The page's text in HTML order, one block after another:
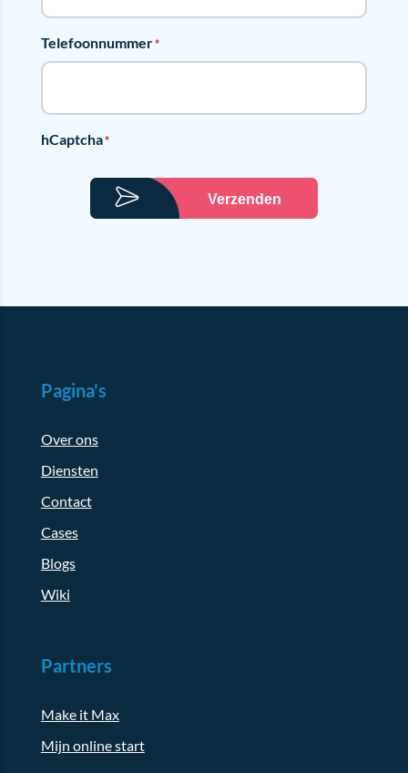
Telefoonnummer*
hCaptcha*
Verzenden
Pagina's
Over ons
Diensten
Contact
Cases
Blogs
Wiki
Partners
Make it Max
Mijn online start